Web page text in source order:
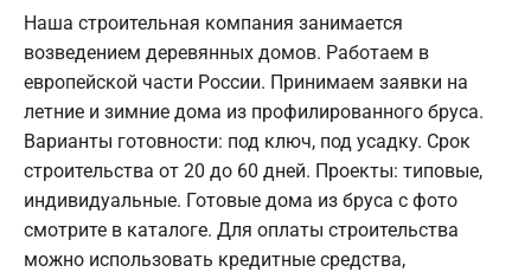
Наша строительная компания занимается
возведением деревянных домов. Работаем в
европейской части России. Принимаем заявки на
летние и зимние дома из профилированного бруса.
Варианты готовности: под ключ, под усадку. Срок
строительства от 20 до 60 дней. Проекты: типовые,
индивидуальные. Готовые дома из бруса с фото
смотрите в каталоге. Для оплаты строительства
можно использовать кредитные средства,